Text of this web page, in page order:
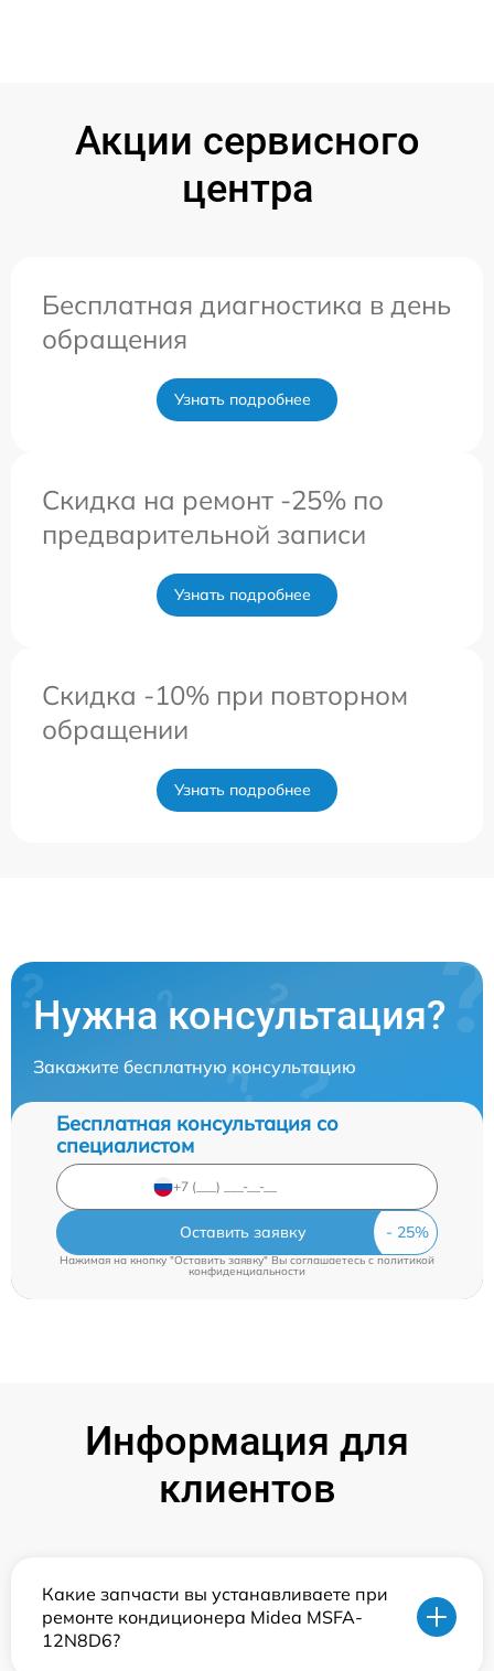
Акции сервисного
центра
Бесплатная диагностика в день
обращения
Узнать подробнее
Скидка на ремонт -25% по
предварительной записи
Узнать подробнее
Скидка -10% при повторном
обращении
Узнать подробнее
Нужна консультация?
Закажите бесплатную консультацию
Бесплатная консультация со
специалистом
Оставить заявку
Нажимая на кнопку "Оставить заявку" Вы соглашаетесь cполитикой
конфиденциальности
Информация для
клиентов
Какие запчасти вы устанавливаете при
ремонте кондиционера Midea MSFA-
12N8D6?